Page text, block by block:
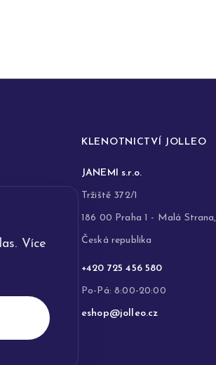
Více
KLENOTNICTVÍ JOLLEO
JANEMI s.r.o.
Tržiště 372/1
186 00 Praha 1 - Malá Strana,
Česká republika
+420 725 456 580
Po-Pá: 8:00-20:00
eshop@jolleo.cz